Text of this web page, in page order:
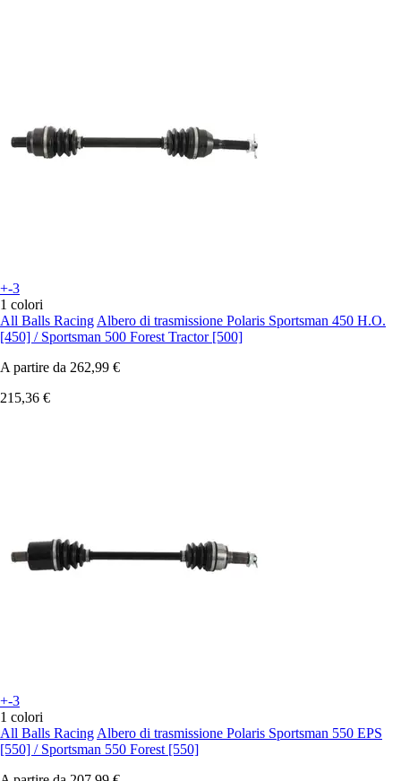
+-3
1 colori
All Balls Racing Albero di trasmissione Polaris Sportsman 450 H.O.
[450] / Sportsman 500 Forest Tractor [500]
A partire da 262,99 €
215,36 €
+-3
1 colori
All Balls Racing Albero di trasmissione Polaris Sportsman 550 EPS
[550] / Sportsman 550 Forest [550]